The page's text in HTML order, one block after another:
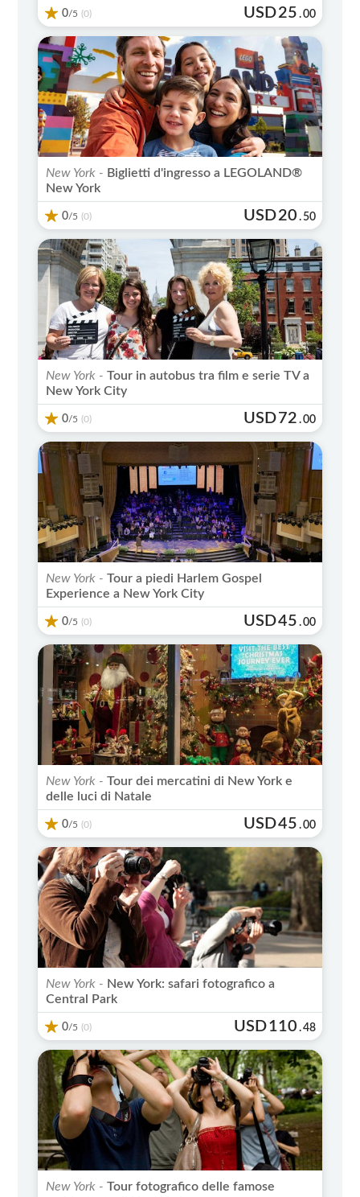
0/5 (0) USD25 .00
New York - Biglietti d'ingresso a LEGOLAND®
New York
0/5 (0) USD20 . 50
New York - Tour in autobus tra film e serie TV a
New York City
0/5 (0) USD72 .00
New York - Tour a piedi Harlem Gospel
Experience a New York City
0/5 (0) USD45 .00
New York - Tour dei mercatini di New York e
delle luci di Natale
0/5 (0) USD45 .00
New York - New York: safari fotografico a
Central Park
0/5 (0) USD110 .48
New York - Tour fotografico delle famose